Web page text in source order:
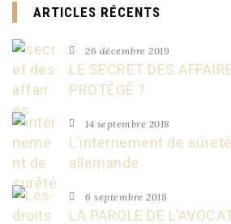
ARTICLES RÉCENTS
26 décembre 2019
LE SECRET DES
PROTÉGÉ ?
14 septembre 2018
L’internement de
allemande
6 septembre 2018
LA PAROLE DE